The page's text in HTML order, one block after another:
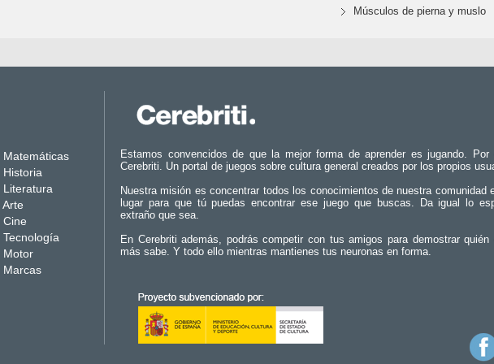
Músculos de pierna y muslo
Matemáticas
Historia
Literatura
Arte
Cine
Tecnología
Motor
Marcas
Estamos convencidos de que la mejor forma de aprender es jugando. Por
Cerebriti. Un portal de juegos sobre cultura general creados por los propios
Nuestra misión es concentrar todos los conocimientos de nuestra comunidad
lugar para que tú puedas encontrar ese juego que buscas. Da igual lo
extraño que sea.
En Cerebriti además, podrás competir con tus amigos para demostrar
más sabe. Y todo ello mientras mantienes tus neuronas en forma.